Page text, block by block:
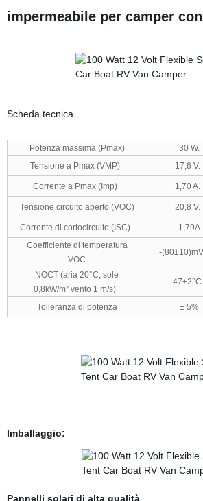
impermeabile per camper
Scheda tecnica
Potenza massima (Pmax) 30 W.
Tensione a Pmax (VMP)
17,6 V.
Corrente a Pmax (Imp) 1,70 A.
Tensione circuito aperto (VOC) 20,8 V.
Corrente di cortocircuito (ISC) 1,79A
Coefficiente di temperatura
VOC
-
NOCT (aria 20°C; sole
0,8kW/m² vento 1 m/s)
47±2°C
Tolleranza di potenza ± 5%
Imballaggio:
Pannelli solari di alta qualità